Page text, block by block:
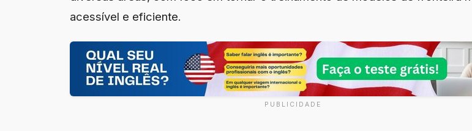
acessível e eficiente.
PUBLICIDADE